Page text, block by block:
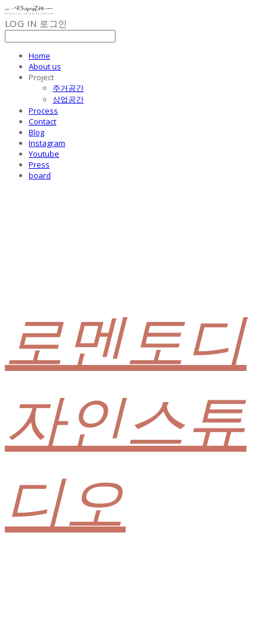
LOG IN 로그인
Home
About us
Project
주거공간
상업공간
Process
Contact
Blog
Instagram
Youtube
Press
board
로멘토디
자인스튜
디오